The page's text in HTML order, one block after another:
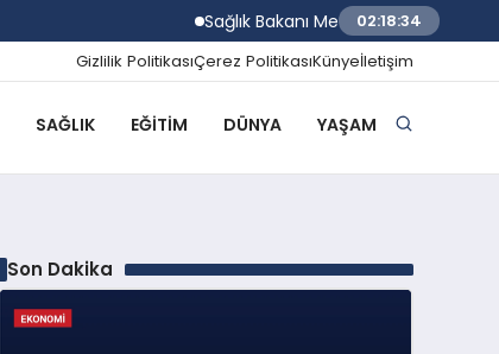
Sağlık Bakanı Memişoğlu Trabzon Şehir
02:18:35
Gizlilik PolitikasıÇerez PolitikasıKünyeİletişim
SAĞLIK EĞITIM DÜNYA YAŞAM
Son Dakika